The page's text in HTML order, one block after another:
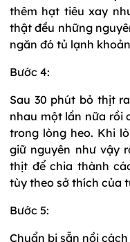
thêm hạt tiêu xay
thật đều những
ngăn đó tủ lạnh
Bước 4:
Sau 30 phút bỏ thịt
nhau một lần nữa rồi
trong lòng heo. Khi
giữ nguyên như vậy
thịt để chia thành
tùy theo sở thích của
Bước 5:
Chuẩn bị sẵn nồi